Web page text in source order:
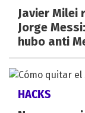
Javier Milei
Jorge
hubo anti
HACKS